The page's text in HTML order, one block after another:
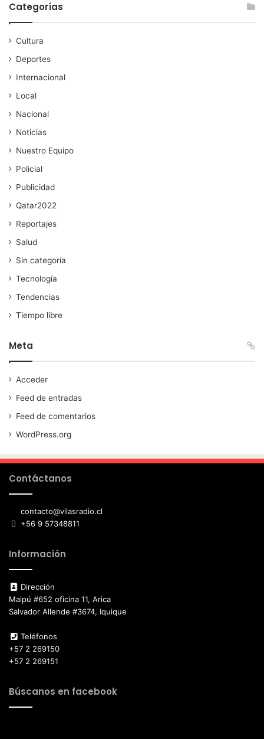
Categorías
Cultura
Deportes
Internacional
Local
Nacional
Noticias
Nuestro Equipo
Policial
Publicidad
Qatar2022
Reportajes
Salud
Sin categoría
Tecnología
Tendencias
Tiempo libre
Meta
Acceder
Feed de entradas
Feed de comentarios
WordPress.org
Contáctanos
contacto@vilasradio.cl
+56 9 57348811
Información
Dirección
Maipú #652 oficina 11, Arica
Salvador Allende #3674, Iquique
Teléfonos
+57 2 269150
+57 2 269151
Búscanos en facebook